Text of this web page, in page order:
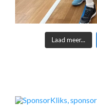
Laad meer...